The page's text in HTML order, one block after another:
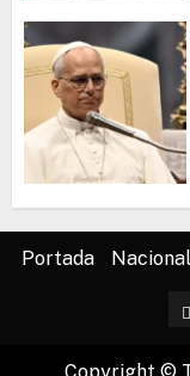
Portada Nacional
Copyright ©